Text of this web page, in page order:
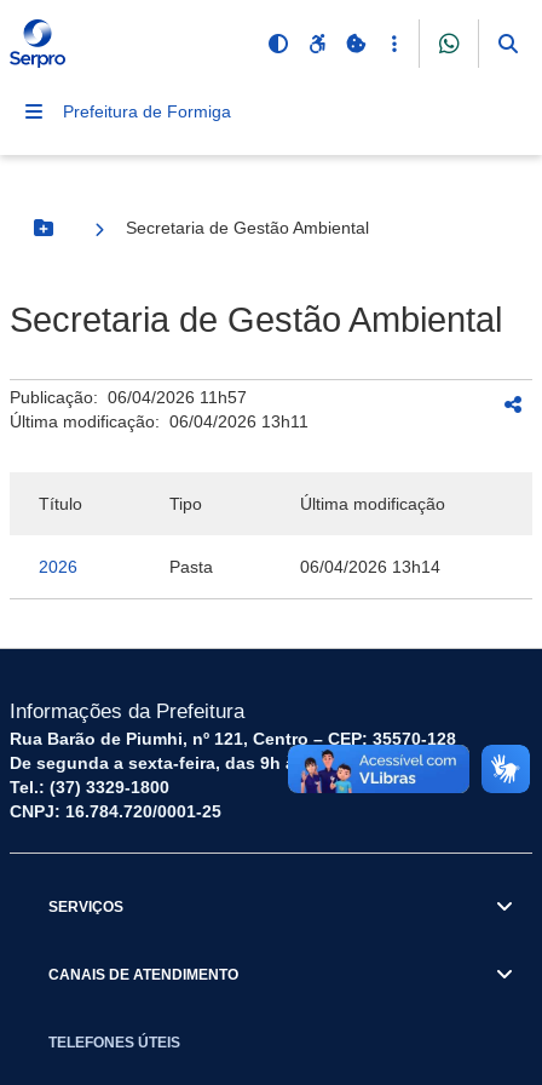
Prefeitura de Formiga
Botão Menu
Secretaria de Gestão Ambiental
Secretaria de Gestão Ambiental
Publicação: 06/04/2026 11h57
Última modificação: 06/04/2026 13h11
Título Tipo Última modificação
2026 Pasta 06/04/2026 13h14
Informações da Prefeitura
Rua Barão de Piumhi, nº 121, Centro – CEP: 35570-128
De segunda a sexta-feira, das 9h às 16h
Tel.: (37) 3329-1800
CNPJ: 16.784.720/0001-25
SERVIÇOS
CANAIS DE ATENDIMENTO
TELEFONES ÚTEIS